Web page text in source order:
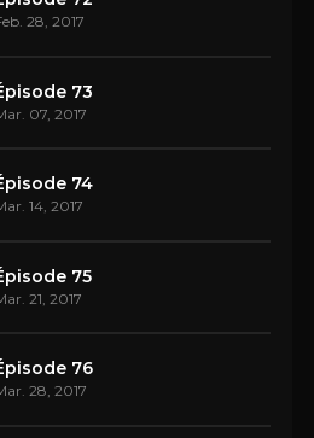
28, 2017
73
07, 2017
74
14, 2017
75
21, 2017
76
28, 2017